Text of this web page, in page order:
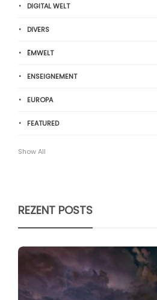
DIGITAL WELT
DIVERS
ËMWELT
ENSEIGNEMENT
EUROPA
FEATURED
Show All
REZENT POSTS